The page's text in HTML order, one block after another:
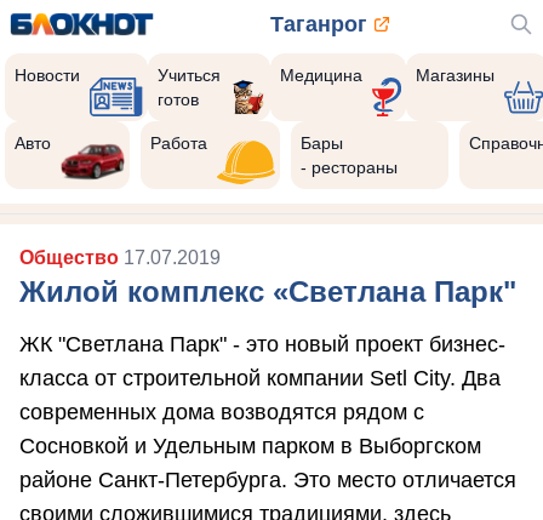
Таганрог
Новости
Учиться
готов
Медицина Магазины
Авто Работа
Бары
- рестораны
Общество 17.07.2019
Жилой комплекс «Светлана Парк"
ЖК "Светлана Парк" - это новый проект бизнес-
класса от строительной компании Setl City. Два
современных дома возводятся рядом с
Сосновкой и Удельным парком в Выборгском
районе Санкт-Петербурга. Это место отличается
своими сложившимися традициями, здесь